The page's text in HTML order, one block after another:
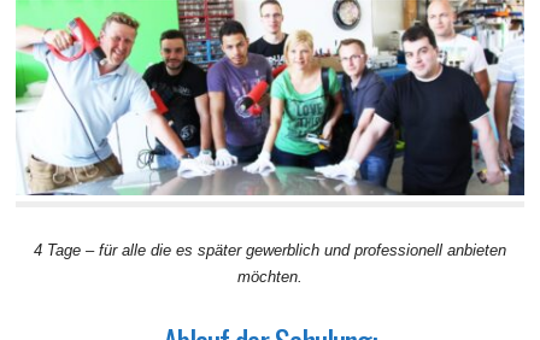
4 Tage – für alle die es später gewerblich und professionell anbieten
möchten.